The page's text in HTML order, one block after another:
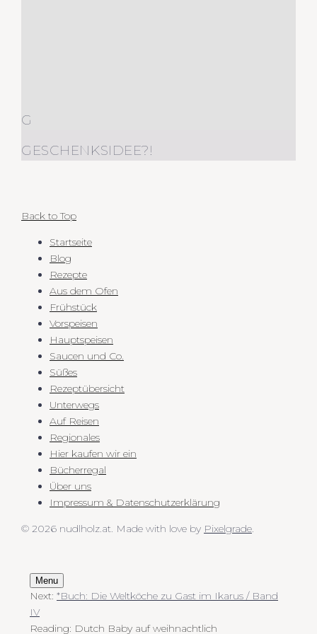
G
GESCHENKSIDEE?!
Back to Top
Startseite
Blog
Rezepte
Aus dem Ofen
Frühstück
Vorspeisen
Hauptspeisen
Saucen und Co.
Süßes
Rezeptübersicht
Unterwegs
Auf Reisen
Regionales
Hier kaufen wir ein
Bücherregal
Über uns
Impressum & Datenschutzerklärung
© 2026 nudlholz.at. Made with love by Pixelgrade.
Menu
Next: *Buch: Die Weltköche zu Gast im Ikarus / Band
IV
Reading: Dutch Baby auf weihnachtlich